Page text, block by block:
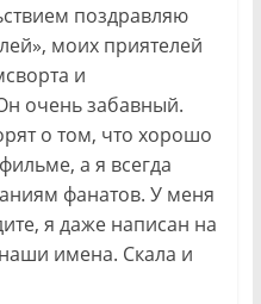
поздравляю
моих приятелей
и
очень забавный.
о том, что хорошо
а я всегда
фанатов. У меня
я даже написан на
имена. Скала и